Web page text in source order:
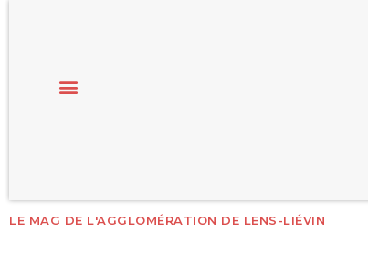
LE MAG DE L'AGGLOMÉRATION DE LENS-LIÉVIN